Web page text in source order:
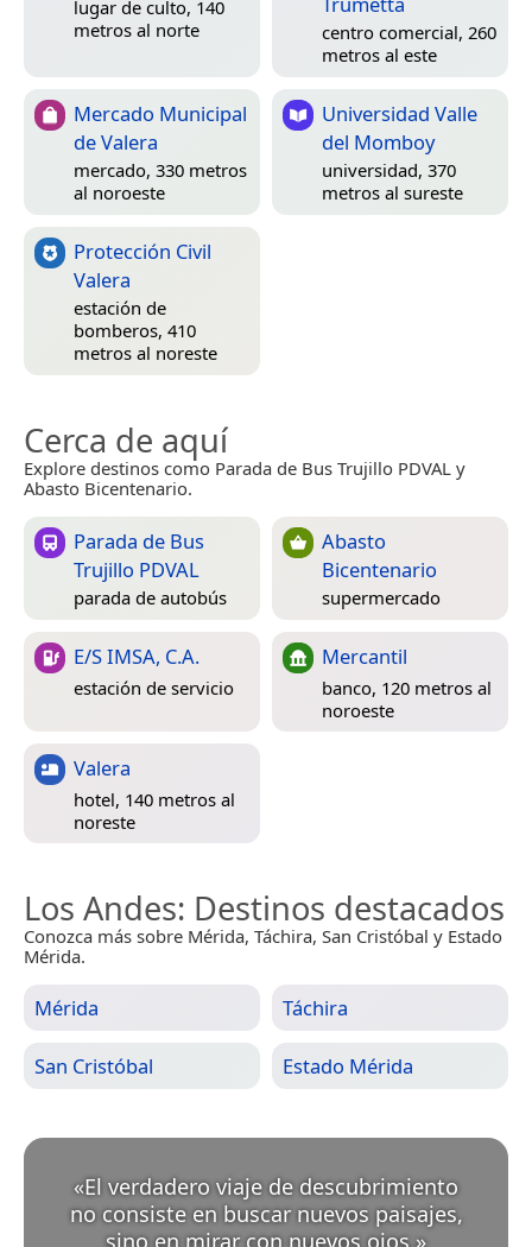
lugar de culto, 140
metros al norte
centro comercial, 260
metros al este
Mercado Municipal
de Valera
mercado, 330 metros
al noroeste
Universidad Valle
del Momboy
universidad, 370
metros al sureste
Protección Civil
Valera
estación de
bomberos, 410
metros al noreste
Cerca de aquí
Explore destinos como Parada de Bus Trujillo PDVAL y
Abasto Bicentenario.
Parada de Bus
Trujillo PDVAL
parada de autobús
Abasto
Bicentenario
supermercado
E/S IMSA, C.A.
estación de servicio
Mercantil
banco, 120 metros al
noroeste
Valera
hotel, 140 metros al
noreste
Los Andes: Destinos destacados
Conozca más sobre Mérida, Táchira, San Cristóbal y Estado
Mérida.
Mérida Táchira
San Cristóbal Estado Mérida
«El verdadero viaje de descubrimiento
no consiste en buscar nuevos paisajes,